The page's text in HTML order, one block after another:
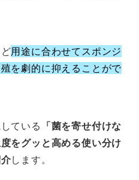
用途に合わせてスポンジ
を劇的に抑えることがで
ている 「菌を寄せ付けな
をグッと高める使い分け
します。